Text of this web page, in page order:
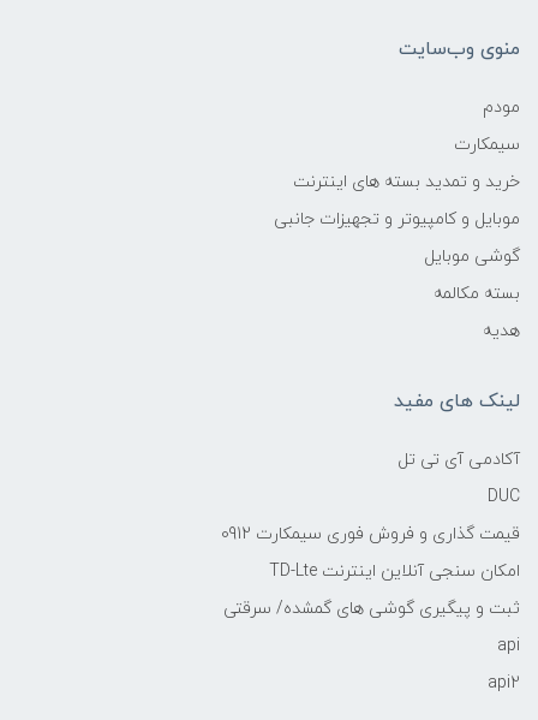
منوی وب‌سایت
مودم
سیمکارت
خرید و تمدید بسته های اینترنت
موبایل و کامپیوتر و تجهیزات جانبی
گوشی موبایل
بسته مکالمه
هدیه
لینک های مفید
آکادمی آی تی تل
DUC
قیمت گذاری و فروش فوری سیمکارت 0912
امکان سنجی آنلاین اینترنت TD-Lte
ثبت و پیگیری گوشی های گمشده/ سرقتی
api
api2